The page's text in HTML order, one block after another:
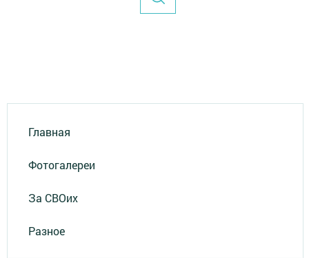
Главная
Фотогалереи
За СВОих
Разное